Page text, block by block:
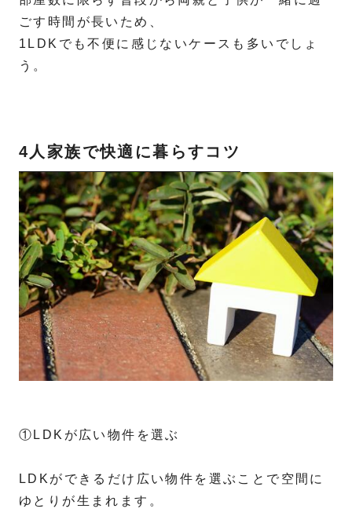
ごす時間が長いため、
1LDKでも不便に感じないケースも多いでしょ
う。
4人家族で快適に暮らすコツ
①LDKが広い物件を選ぶ
LDKができるだけ広い物件を選ぶことで空間に
ゆとりが生まれます。